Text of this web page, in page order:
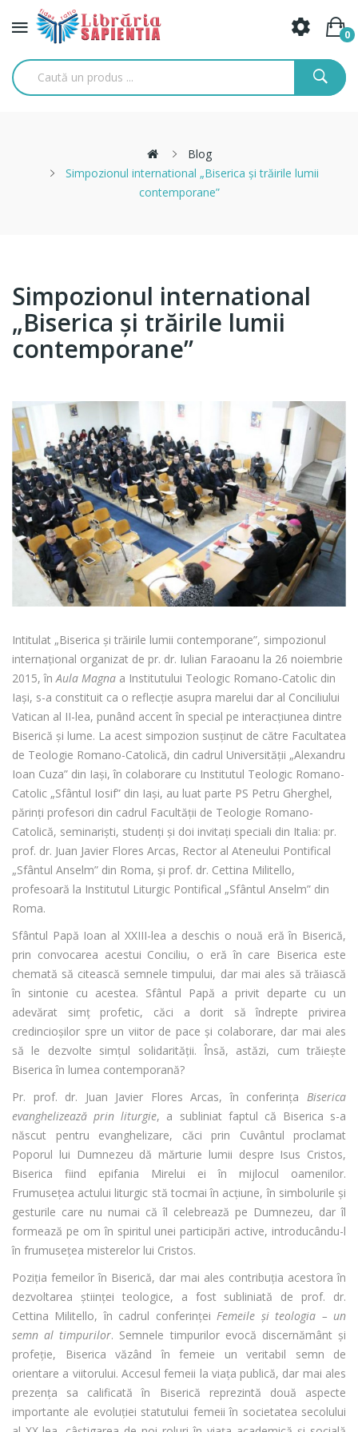
0
Blog
Simpozionul international „Biserica și trăirile lumii
contemporane”
Simpozionul international
„Biserica și trăirile lumii
contemporane”
Intitulat „Biserica și trăirile lumii contemporane”, simpozionul
internațional organizat de pr. dr. Iulian Faraoanu la 26 noiembrie
2015, înAula Magna a Institutului Teologic Romano-Catolic din
Iași, s-a constituit ca o reflecție asupra marelui dar al Conciliului
Vatican al II-lea, punând accent în special pe interacțiunea dintre
Biserică și lume. La acest simpozion susținut de către Facultatea
de Teologie Romano-Catolică, din cadrul Universității „Alexandru
Ioan Cuza” din Iași, în colaborare cu Institutul Teologic Romano-
Catolic „Sfântul Iosif” din Iași, au luat parte PS Petru Gherghel,
părinți profesori din cadrul Facultății de Teologie Romano-
Catolică, seminariști, studenți și doi invitați speciali din Italia: pr.
prof. dr. Juan Javier Flores Arcas, Rector al Ateneului Pontifical
„Sfântul Anselm” din Roma, și prof. dr. Cettina Militello,
profesoară la Institutul Liturgic Pontifical „Sfântul Anselm” din
Roma.
Sfântul Papă Ioan al XXIII-lea a deschis o nouă eră în Biserică,
prin convocarea acestui Conciliu, o eră în care Biserica este
chemată să citească semnele timpului, dar mai ales să trăiască
în sintonie cu acestea. Sfântul Papă a privit departe cu un
adevărat simț profetic, căci a dorit să îndrepte privirea
credincioșilor spre un viitor de pace și colaborare, dar mai ales
să le dezvolte simțul solidarității. Însă, astăzi, cum trăiește
Biserica în lumea contemporană?
Pr. prof. dr. Juan Javier Flores Arcas, în conferința Biserica
evanghelizează prin liturgie, a subliniat faptul că Biserica s-a
născut pentru evanghelizare, căci prin Cuvântul proclamat
Poporul lui Dumnezeu dă mărturie lumii despre Isus Cristos,
Biserica fiind epifania Mirelui ei în mijlocul oamenilor.
Frumusețea actului liturgic stă tocmai în acțiune, în simbolurile și
gesturile care nu numai că îl celebrează pe Dumnezeu, dar îl
formează pe om în spiritul unei participări active, introducându-l
în frumusețea misterelor lui Cristos.
Poziția femeilor în Biserică, dar mai ales contribuția acestora în
dezvoltarea științei teologice, a fost subliniată de prof. dr.
Cettina Militello, în cadrul conferințeiFemeile și teologia – un
semn al timpurilor. Semnele timpurilor evocă discernământ și
profeție, Biserica văzând în femeie un veritabil semn de
orientare a viitorului. Accesul femeii la viața publică, dar mai ales
prezența sa calificată în Biserică reprezintă două aspecte
importante ale evoluției statutului femeii în societatea secolului